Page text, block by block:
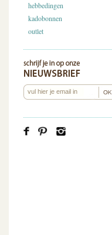
hebbedingen
kadobonnen
outlet